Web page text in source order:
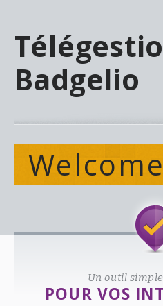
Badgelio
Un outil
POUR VOS